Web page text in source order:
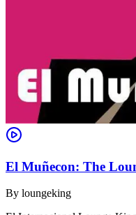
El Muñecon: The
By loungeking